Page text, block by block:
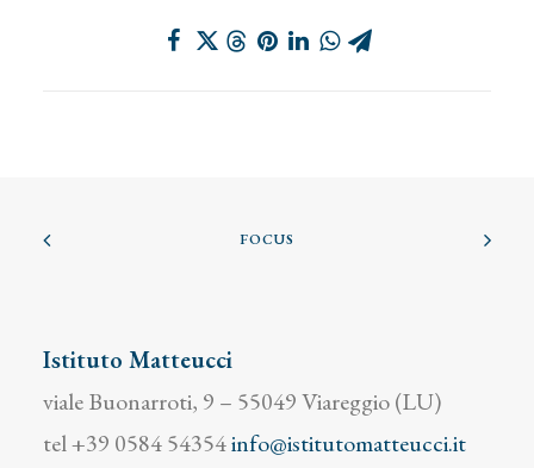
FOCUS
Istituto Matteucci
viale Buonarroti, 9 – 55049 Viareggio (LU)
tel +39 0584 54354info@istitutomatteucci.it